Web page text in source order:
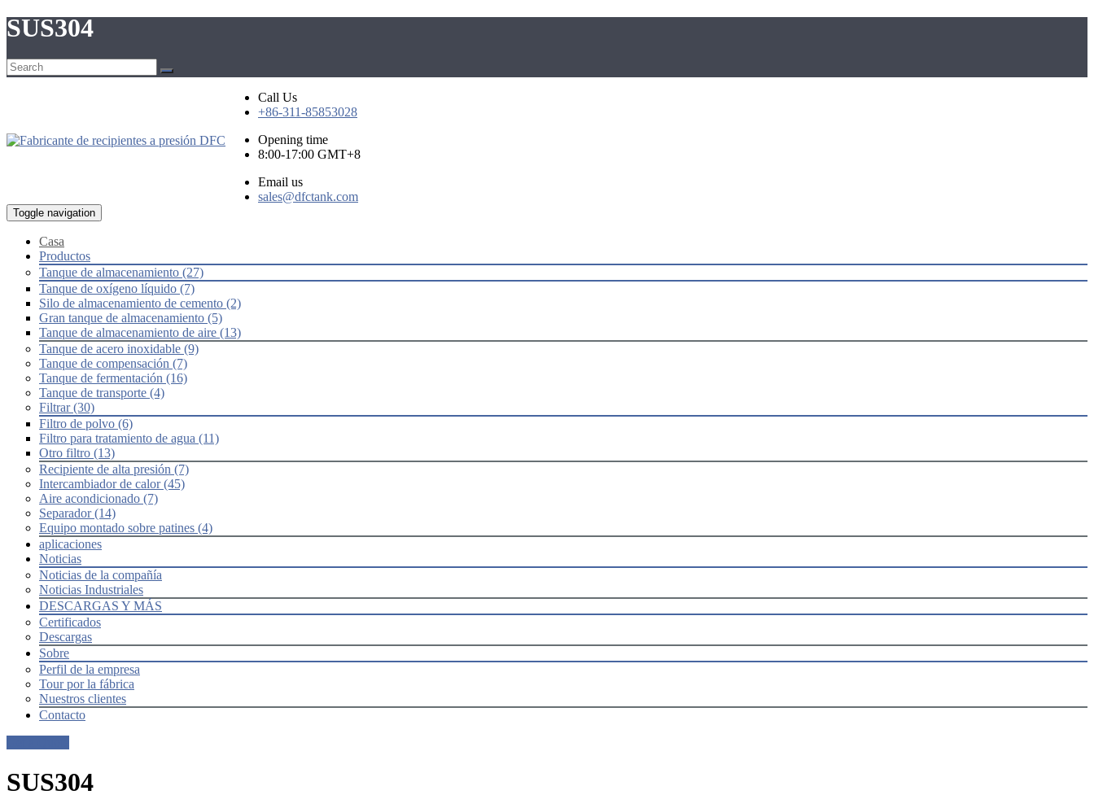
SUS304
Call Us
+86-311-85853028
Opening time
8:00-17:00 GMT+8
Email us
sales@dfctank.com
Toggle navigation
Casa
Productos
Tanque de almacenamiento (27)
Tanque de oxígeno líquido (7)
Silo de almacenamiento de cemento (2)
Gran tanque de almacenamiento (5)
Tanque de almacenamiento de aire (13)
Tanque de acero inoxidable (9)
Tanque de compensación (7)
Tanque de fermentación (16)
Tanque de transporte (4)
Filtrar (30)
Filtro de polvo (6)
Filtro para tratamiento de agua (11)
Otro filtro (13)
Recipiente de alta presión (7)
Intercambiador de calor (45)
Aire acondicionado (7)
Separador (14)
Equipo montado sobre patines (4)
aplicaciones
Noticias
Noticias de la compañía
Noticias Industriales
DESCARGAS Y MÁS
Certificados
Descargas
Sobre
Perfil de la empresa
Tour por la fábrica
Nuestros clientes
Contacto
SUS304